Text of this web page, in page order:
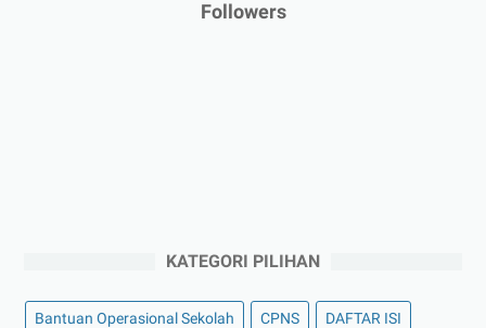
Followers
KATEGORI PILIHAN
Bantuan Operasional Sekolah CPNS DAFTAR ISI